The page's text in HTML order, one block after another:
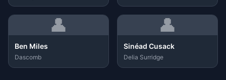
👤
Ben Miles
Dascomb
👤
Sinéad Cusack
Delia Surridge